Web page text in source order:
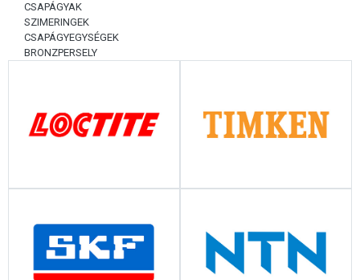
CSAPÁGYAK
SZIMERINGEK
CSAPÁGYEGYSÉGEK
BRONZPERSELY